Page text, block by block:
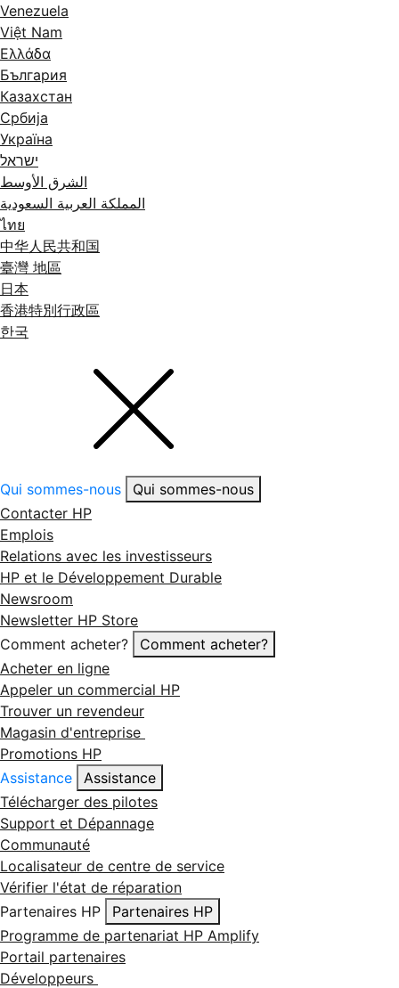
Venezuela
Việt Nam
Ελλάδα
България
Казахстан
Србија
Україна
ישראל
الشرق الأوسط
المملكة العربية السعودية
ไทย
中华人民共和国
臺灣 地區
日本
香港特別行政區
한국
Qui sommes-nous
Qui sommes-nous
Contacter HP
Emplois
Relations avec les investisseurs
HP et le Développement Durable
Newsroom
Newsletter HP Store
Comment acheter?
Comment acheter?
Acheter en ligne
Appeler un commercial HP
Trouver un revendeur
Magasin d'entreprise
Promotions HP
Assistance
Assistance
Télécharger des pilotes
Support et Dépannage
Communauté
Localisateur de centre de service
Vérifier l'état de réparation
Partenaires HP
Partenaires HP
Programme de partenariat HP Amplify
Portail partenaires
Développeurs